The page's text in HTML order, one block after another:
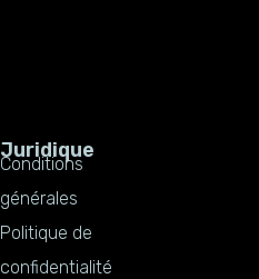
Juridique
Conditions
générales
Politique de
confidentialité